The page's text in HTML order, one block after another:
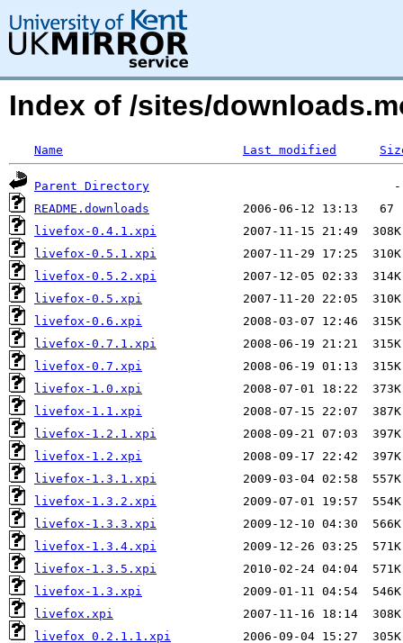
Index of /sites/
Name Last modified
Parent Directory
README.downloads
livefox-0.4.1.xpi
livefox-0.5.1.xpi
livefox-0.5.2.xpi
livefox-0.5.xpi
livefox-0.6.xpi
livefox-0.7.1.xpi
livefox-0.7.xpi
livefox-1.0.xpi
livefox-1.1.xpi
livefox-1.2.1.xpi
livefox-1.2.xpi
livefox-1.3.1.xpi
livefox-1.3.2.xpi
livefox-1.3.3.xpi
livefox-1.3.4.xpi
livefox-1.3.5.xpi
livefox-1.3.xpi
livefox.xpi
livefox 0.2.1.1.xpi